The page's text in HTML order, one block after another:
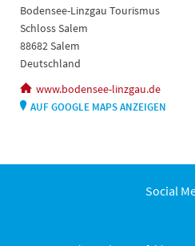
Bodensee-Linzgau Tourismus
Schloss Salem
88682 Salem
Deutschland
www.bodensee-linzgau.de
AUF GOOGLE MAPS ANZEIGEN
Social